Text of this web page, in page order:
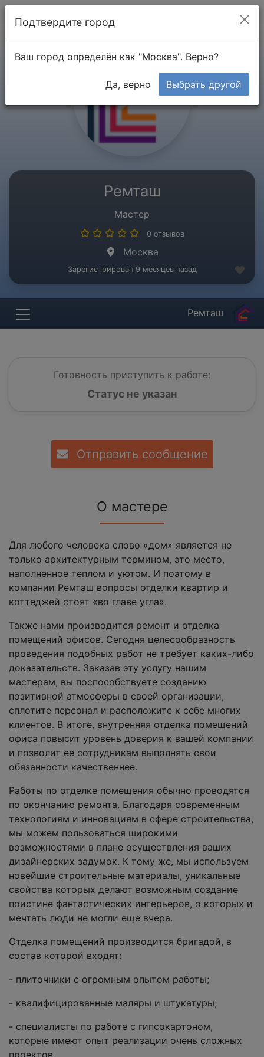
Ремташ
Мастер
0 отзывов
Москва
Зарегистрирован 9 месяцев назад
Ремташ
Готовность приступить к работе:
Статус не указан
Отправить сообщение
О мастере
Для любого человека слово «дом» является не
только архитектурным термином, это место,
наполненное теплом и уютом. И поэтому в
компании Ремташ вопросы отделки квартир и
коттеджей стоят «во главе угла».
Также нами производится ремонт и отделка
помещений офисов. Сегодня целесообразность
проведения подобных работ не требует каких-либо
доказательств. Заказав эту услугу нашим
мастерам, вы поспособствуете созданию
позитивной атмосферы в своей организации,
сплотите персонал и расположите к себе многих
клиентов. В итоге, внутренняя отделка помещений
офиса повысит уровень доверия к вашей компании
и позволит ее сотрудникам выполнять свои
обязанности качественнее.
Работы по отделке помещения обычно проводятся
по окончанию ремонта. Благодаря современным
технологиям и инновациям в сфере строительства,
мы можем пользоваться широкими
возможностями в плане осуществления ваших
дизайнерских задумок. К тому же, мы используем
новейшие строительные материалы, уникальные
свойства которых делают возможным создание
поистине фантастических интерьеров, о которых и
мечтать люди не могли еще вчера.
Отделка помещений производится бригадой, в
состав которой входят:
- плиточники с огромным опытом работы;
- квалифицированные маляры и штукатуры;
- специалисты по работе с гипсокартоном,
которые имеют опыт реализации очень сложных
Подтвердите город
Ваш город определён как "Москва". Верно?
Да, верно Выбрать другой